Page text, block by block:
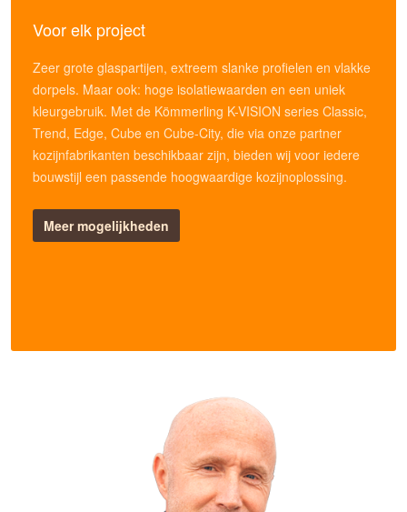
Voor elk project
Zeer grote glaspartijen, extreem slanke profielen en vlakke
dorpels. Maar ook: hoge isolatiewaarden en een uniek
kleurgebruik. Met de Kömmerling K-VISION series Classic,
Trend, Edge, Cube en Cube-City, die via onze partner
kozijnfabrikanten beschikbaar zijn, bieden wij voor iedere
bouwstijl een passende hoogwaardige kozijnoplossing.
Meer mogelijkheden